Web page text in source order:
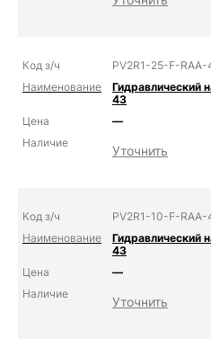
PV2R1-25-F-RAA-
Гидравлический
43
—
Уточнить
PV2R1-10-F-RAA-
Гидравлический
43
—
Уточнить